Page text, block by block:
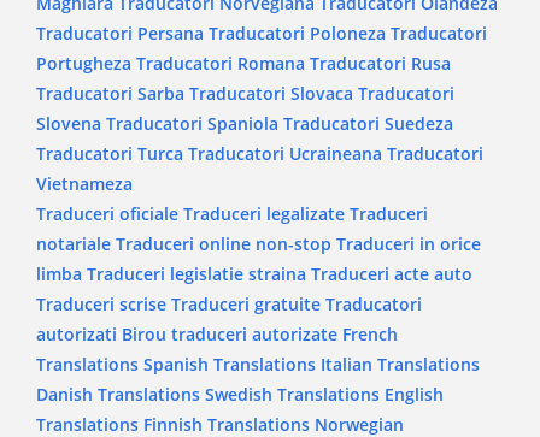
Traducatori Persana Traducatori Poloneza Traducatori
Portugheza Traducatori Romana Traducatori Rusa
Traducatori Sarba Traducatori Slovaca Traducatori
Slovena Traducatori Spaniola Traducatori Suedeza
Traducatori Turca Traducatori Ucraineana Traducatori
Vietnameza
Traduceri oficiale Traduceri legalizate Traduceri
notariale Traduceri online non-stop Traduceri in orice
limba Traduceri legislatie straina Traduceri acte auto
Traduceri scrise Traduceri gratuite Traducatori
autorizati Birou traduceri autorizate French
Translations Spanish Translations Italian Translations
Danish Translations Swedish Translations English
Translations Finnish Translations Norwegian